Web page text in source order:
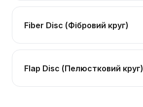
Fiber Disc (Фібровий круг)
Flap Disc (Пелюстковий круг)